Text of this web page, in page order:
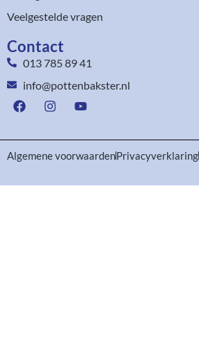
Veelgestelde vragen
Contact
013 785 89 41
info@pottenbakster.nl
Algemene voorwaardenPrivacyverklaring